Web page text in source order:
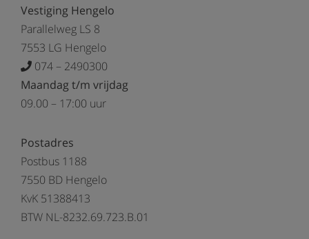
Vestiging Hengelo
Parallelweg LS 8
7553 LG Hengelo
074 – 2490300
Maandag t/m vrijdag
09.00 – 17:00 uur
Postadres
Postbus 1188
7550 BD Hengelo
KvK 51388413
BTW NL-8232.69.723.B.01